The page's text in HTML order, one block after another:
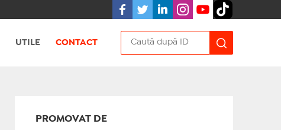
UTILE CONTACT
PROMOVAT DE